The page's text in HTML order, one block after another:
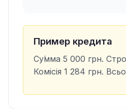
Пример кредита
Су́мма 5 000 грн.
Комісія 1 284 грн.